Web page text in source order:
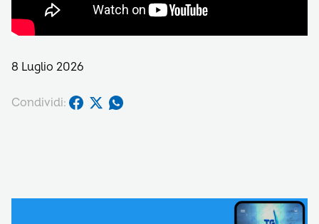
8 Luglio 2026
Condividi: